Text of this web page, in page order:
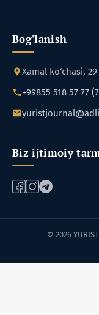
Bog'lanish
Xamal ko‘chasi,
+99855 518 57 77
Biz ijtimoiy
© 2026